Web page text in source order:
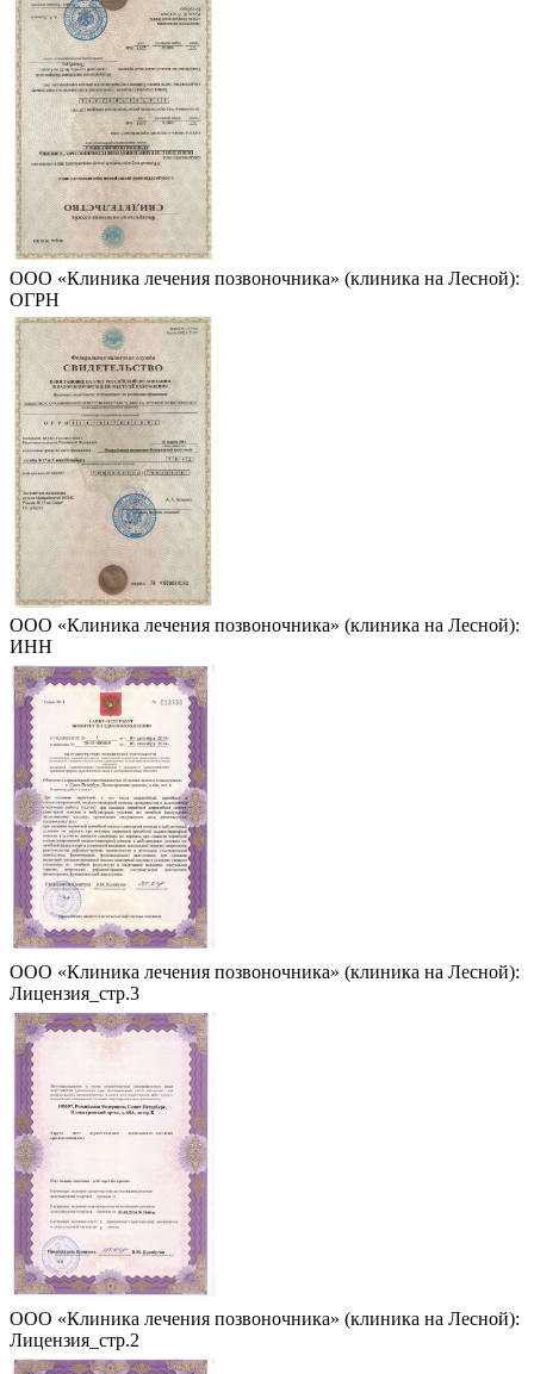
ООО «Клиника лечения позвоночника» (клиника на Лесной):
ОГРН
ООО «Клиника лечения позвоночника» (клиника на Лесной):
ИНН
ООО «Клиника лечения позвоночника» (клиника на Лесной):
Лицензия_стр.3
ООО «Клиника лечения позвоночника» (клиника на Лесной):
Лицензия_стр.2